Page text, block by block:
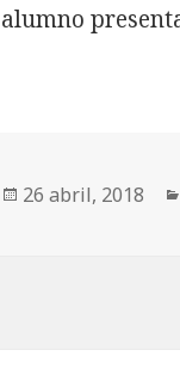
alumno
Publicado
26 abril, 2018